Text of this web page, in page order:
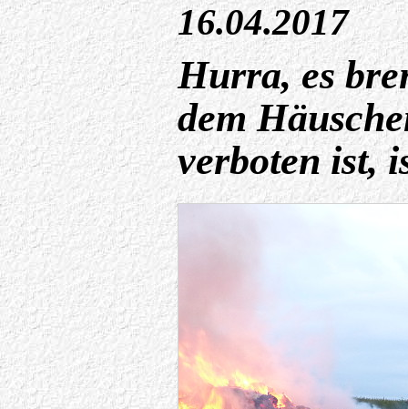
16.04.2017
Hurra, es
dem
verboten ist,